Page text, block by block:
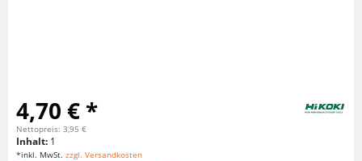
4,70 € *
Nettopreis: 3,95 €
Inhalt: 1
*inkl. MwSt. zzgl. Versandkosten